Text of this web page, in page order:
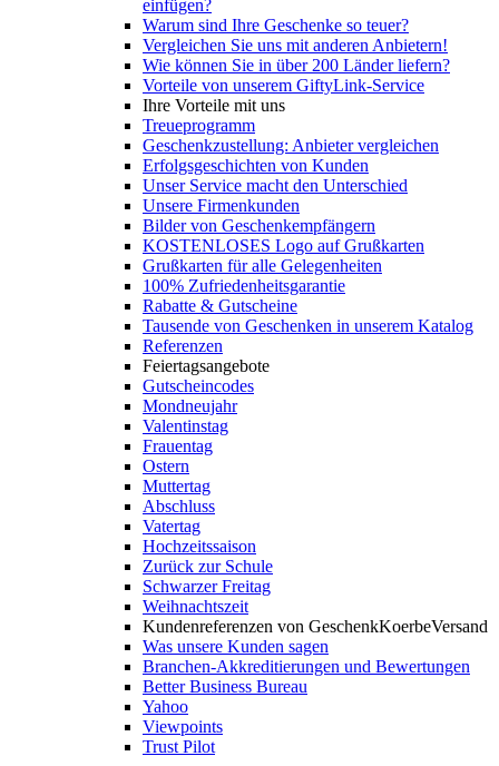
einfügen?
Warum sind Ihre Geschenke so teuer?
Vergleichen Sie uns mit anderen Anbietern!
Wie können Sie in über 200 Länder liefern?
Vorteile von unserem GiftyLink-Service
Ihre Vorteile mit uns
Treueprogramm
Geschenkzustellung: Anbieter vergleichen
Erfolgsgeschichten von Kunden
Unser Service macht den Unterschied
Unsere Firmenkunden
Bilder von Geschenkempfängern
KOSTENLOSES Logo auf Grußkarten
Grußkarten für alle Gelegenheiten
100% Zufriedenheitsgarantie
Rabatte & Gutscheine
Tausende von Geschenken in unserem Katalog
Referenzen
Feiertagsangebote
Gutscheincodes
Mondneujahr
Valentinstag
Frauentag
Ostern
Muttertag
Abschluss
Vatertag
Hochzeitssaison
Zurück zur Schule
Schwarzer Freitag
Weihnachtszeit
Kundenreferenzen von GeschenkKoerbeVersand
Was unsere Kunden sagen
Branchen-Akkreditierungen und Bewertungen
Better Business Bureau
Yahoo
Viewpoints
Trust Pilot